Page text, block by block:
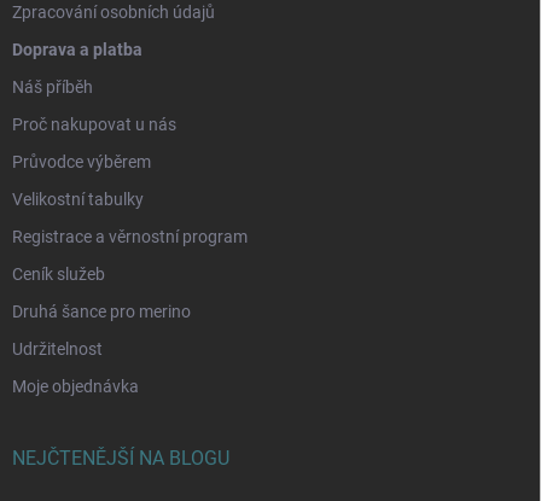
Zpracování osobních údajů
Doprava a platba
Náš příběh
Proč nakupovat u nás
Průvodce výběrem
Velikostní tabulky
Registrace a věrnostní program
Ceník služeb
Druhá šance pro merino
Udržitelnost
Moje objednávka
NEJČTENĚJŠÍ NA BLOGU